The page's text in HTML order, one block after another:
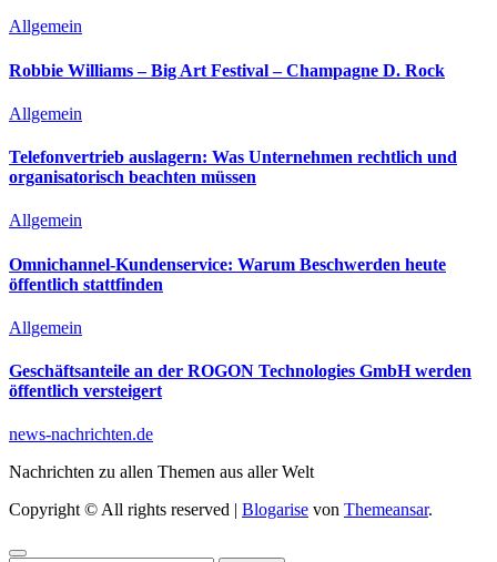
Allgemein
Robbie Williams – Big Art Festival – Champagne D. Rock
Allgemein
Telefonvertrieb auslagern: Was Unternehmen rechtlich und
organisatorisch beachten müssen
Allgemein
Omnichannel-Kundenservice: Warum Beschwerden heute
öffentlich stattfinden
Allgemein
Geschäftsanteile an der ROGON Technologies GmbH werden
öffentlich versteigert
news-nachrichten.de
Nachrichten zu allen Themen aus aller Welt
Copyright © All rights reserved
Blogarise von Themeansar.